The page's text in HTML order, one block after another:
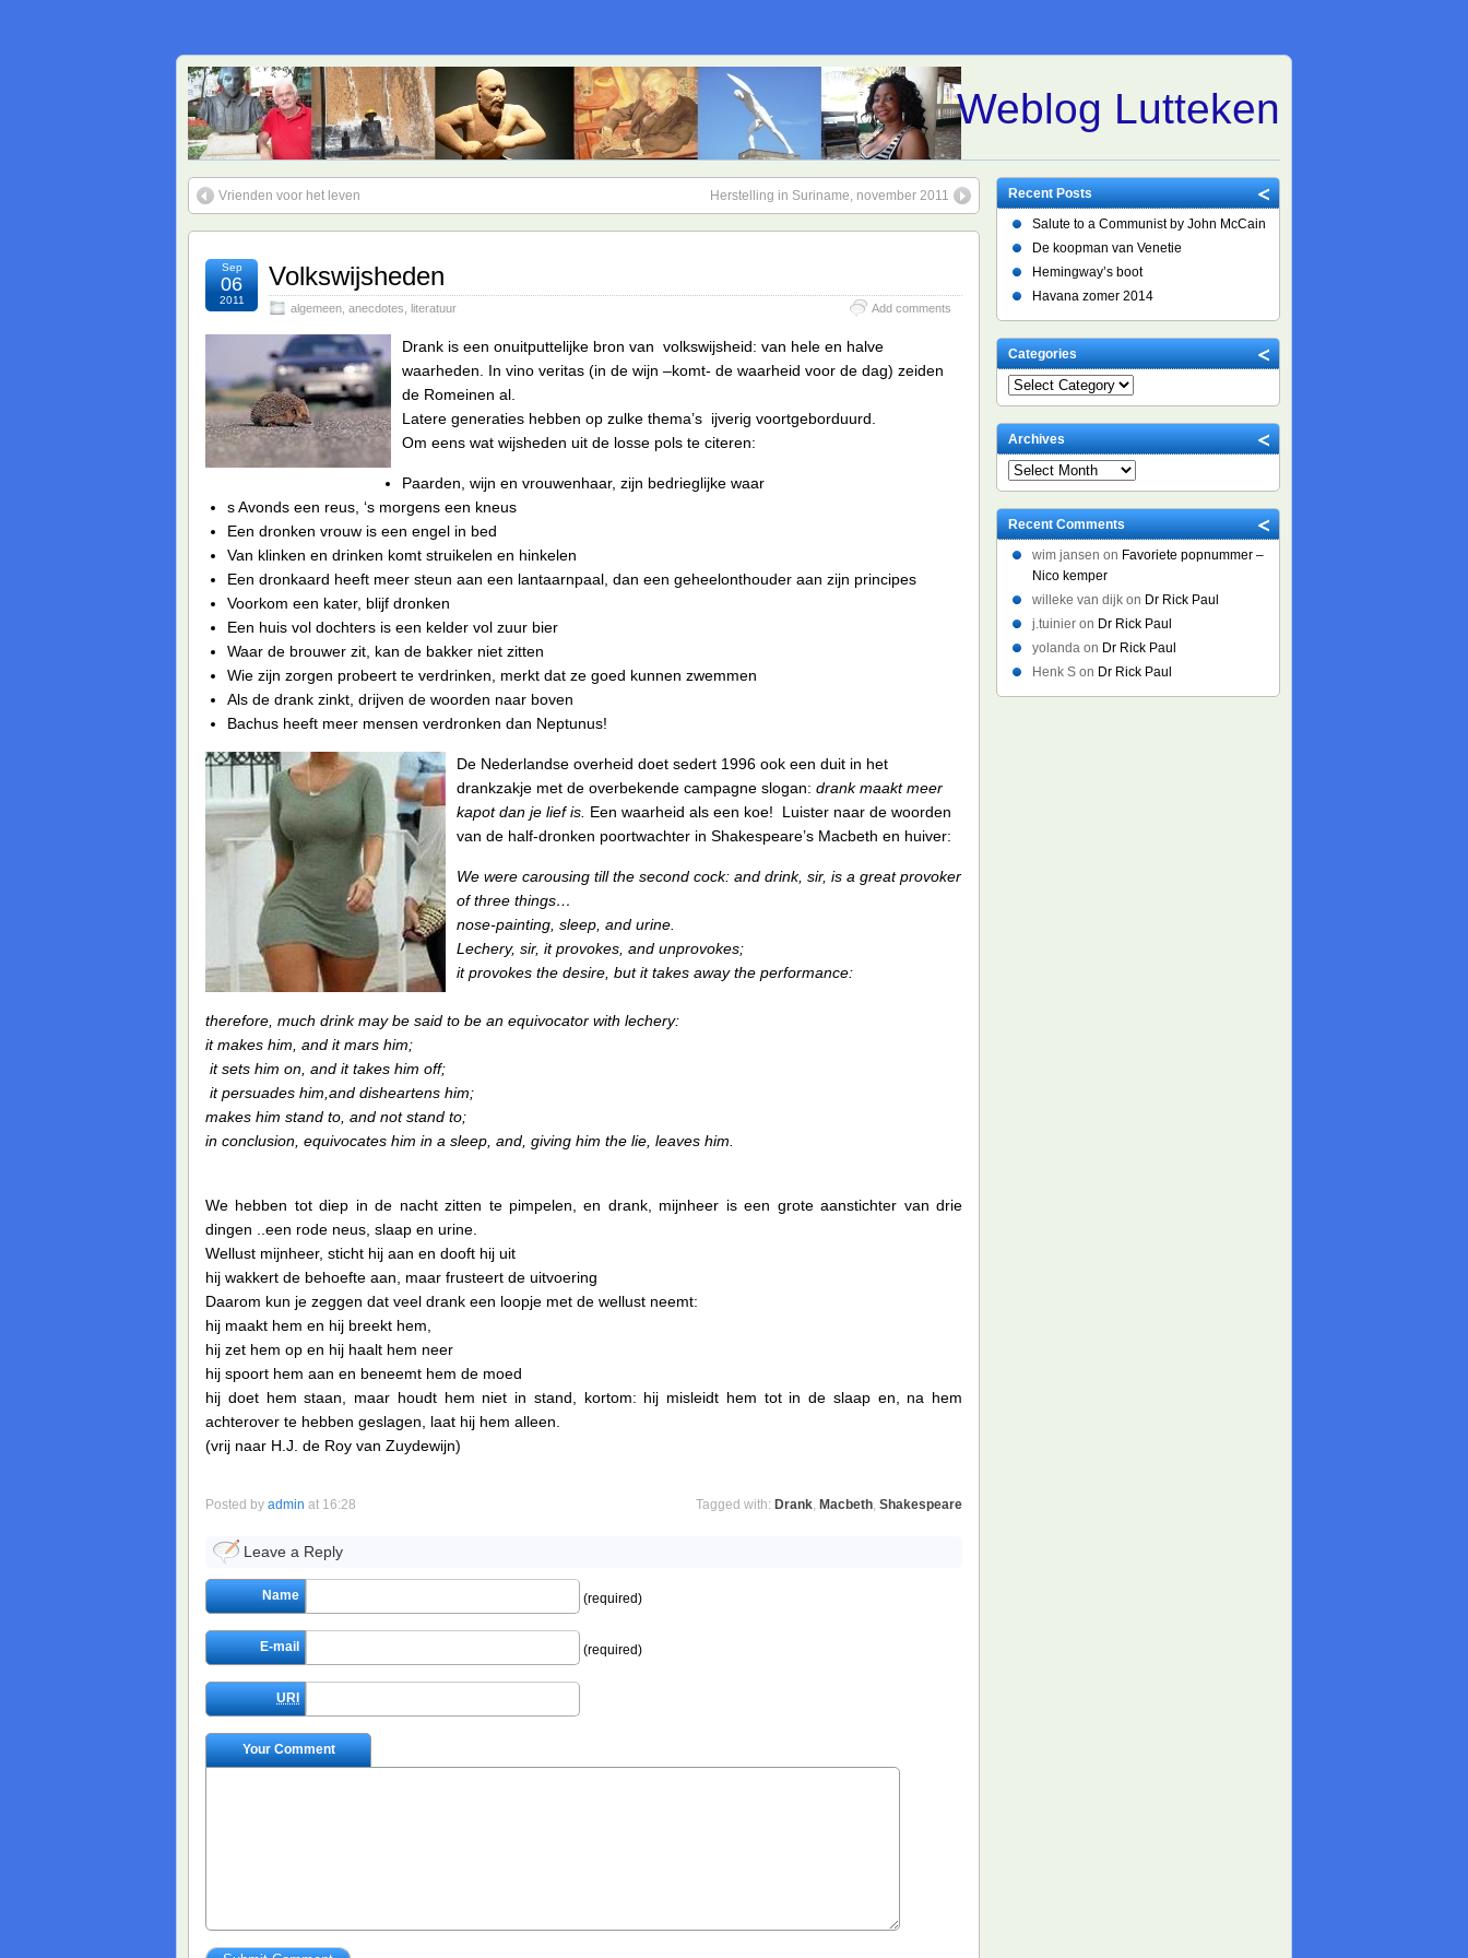
Weblog Lutteken
Vrienden voor het leven Herstelling in Suriname, november 2011
Sep
06
2011
Volkswijsheden
algemeen anecdotes literatuur Add comments
Drank is een onuitputtelijke bron van volkswijsheid: van hele en halve
waarheden. In vino veritas (in de wijn –komt- de waarheid voor de dag) zeiden
de Romeinen al.
Latere generaties hebben op zulke thema’s ijverig voortgeborduurd.
Om eens wat wijsheden uit de losse pols te citeren:
Paarden, wijn en vrouwenhaar, zijn bedrieglijke waar
s Avonds een reus, ‘s morgens een kneus
Een dronken vrouw is een engel in bed
Van klinken en drinken komt struikelen en hinkelen
Een dronkaard heeft meer steun aan een lantaarnpaal, dan een geheelonthouder aan zijn principes
Voorkom een kater, blijf dronken
Een huis vol dochters is een kelder vol zuur bier
Waar de brouwer zit, kan de bakker niet zitten
Wie zijn zorgen probeert te verdrinken, merkt dat ze goed kunnen zwemmen
Als de drank zinkt, drijven de woorden naar boven
Bachus heeft meer mensen verdronken dan Neptunus!
De Nederlandse overheid doet sedert 1996 ook een duit in het
drankzakje met de overbekende campagne slogan: drank maakt meer
kapot dan je lief is. Een waarheid als een koe! Luister naar de woorden
van de half-dronken poortwachter in Shakespeare’s Macbeth en huiver:
We were carousing till the second cock: and drink, sir, is a great provoker
of three things…
nose-painting, sleep, and urine.
Lechery, sir, it provokes, and unprovokes;
it provokes the desire, but it takes away the performance:
therefore, much drink may be said to be an equivocator with lechery:
it makes him, and it mars him;
it sets him on, and it takes him off;
it persuades him,and disheartens him;
makes him stand to, and not stand to;
in conclusion, equivocates him in a sleep, and, giving him the lie, leaves him.
We hebben tot diep in de nacht zitten te pimpelen, en drank, mijnheer is een grote aanstichter van drie
dingen ..een rode neus, slaap en urine.
Wellust mijnheer, sticht hij aan en dooft hij uit
hij wakkert de behoefte aan, maar frusteert de uitvoering
Daarom kun je zeggen dat veel drank een loopje met de wellust neemt:
hij maakt hem en hij breekt hem,
hij zet hem op en hij haalt hem neer
hij spoort hem aan en beneemt hem de moed
hij doet hem staan, maar houdt hem niet in stand, kortom: hij misleidt hem tot in de slaap en, na hem
achterover te hebben geslagen, laat hij hem alleen.
(vrij naar H.J. de Roy van Zuydewijn)
Posted by admin at 16:28 Tagged with: Drank, Macbeth, Shakespeare
Leave a Reply
Name (required)
E-mail (required)
URI
Your Comment
Recent Posts
Salute to a Communist by John McCain
De koopman van Venetie
Hemingway’s boot
Havana zomer 2014
Categories
Archives
Recent Comments
wim jansen on Favoriete popnummer –
Nico kemper
willeke van dijk on Dr Rick Paul
j.tuinier on Dr Rick Paul
yolanda on Dr Rick Paul
Henk S on Dr Rick Paul